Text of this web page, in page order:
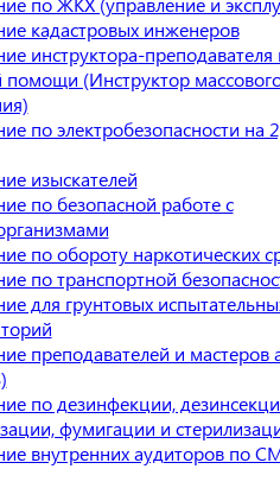
кадастровых инженеров
инструктора-
помощи (Инструктор
по электробезопасности на
изыскателей
по безопасной работе с
по обороту наркотических
по транспортной
для грунтовых
преподавателей и мастеров
по дезинфекции,
фумигации и
внутренних аудиторов по